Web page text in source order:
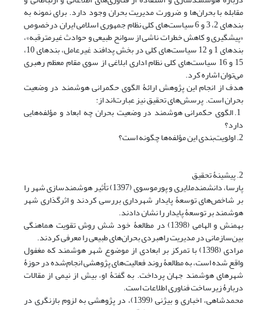
مقابله با بحران‌ها و ضرورت مدیریت بحران وجود دارد. برای نمونه به
بندهای 2، 3 و 6 سیاست‌های کلی نظام جمهوری اسلامی ایران درخصوص
«پیشگیری و کاهش خطرات ناشی از سوانح طبیعی و حوادث غیرمترقبه»،
بندهای 1 و 12 سیاست‌های کلی در بخش پدافند غیرعامل، بندهای 10،
15 و 16 سیاست‌های کلی نظام اداری ابلاغی از سوی مقام معظم رهبری
می‌توان اشاره کرد.
هدف از انجام این پژوهش ارائۀ الگوی حکمرانی هوشمند در وضعیت
بحران است. پرسش‌های تحقیق نیز عبارت‌اند از:
1. الگوی حکمرانی هوشمند در وضعیت بحران چه ابعاد و مؤلفه‌هایی
دارد؟
2. اولویت‌بندی این مؤلفه‌ها چگونه است؟
2. پیشینۀ تحقیق
پارسا، دانشمندملایری و پورموسوی (1397) تأثیر هوشمندسازی شهر را
بر شاخص‌های توسعۀ پایدار شهرداری بررسی کردند و اثرگذاری شهر
هوشمند بر توسعۀ پایدار را نشان دادند.
بهمنش و الهامی (1398) در مطالعۀ خود شش روش تقویت هماهنگی
بین‌‌سازمانی در مدیریت راهبردی بحران‌های طبیعی را معرفی کردند.
مرادی (1398) با تمرکز بر ابعادی از موضوع شهر هوشمند که مغفول
واقع شده است، به مطالعۀ روند فعالیت‌های پژوهشی انجام‌شده در حوزۀ
شهرهای هوشمند جهان پرداخت. به گفتۀ او، بیش از نیمی از مقالات
دربارۀ زیرساخت فناوری اطلاعات است.
محمدشاهی، اخباری و بیژنی (1399)، در پژوهشی به لزوم بازنگری در